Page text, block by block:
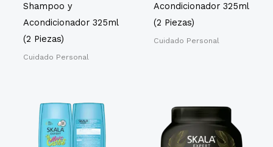
Shampoo y
Acondicionador 325ml
(2 Piezas)
Cuidado Personal
Acondicionador 325ml
(2 Piezas)
Cuidado Personal